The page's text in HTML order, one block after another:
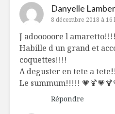
Danyelle
8 décembre 2018 à
J adooooore l
Habille d un grand et
coquettes!!!!
A deguster en tete a
Le summum!!!!!
Répondre